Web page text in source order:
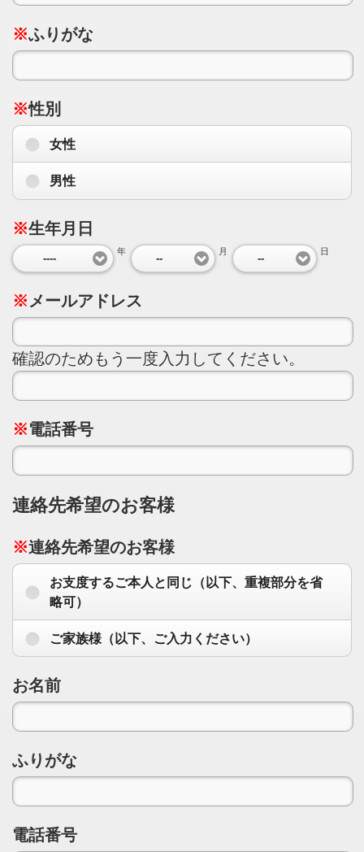
※ふりがな
※性別
女性
男性
※生年月日
----
年
--
月
--
日
※ メールアドレス
確認のためもう一度入力してください。
※電話番号
連絡先希望のお客様
※連絡先希望のお客様
お支度するご本人と同じ（以下、重複部分を省
略可）
ご家族様（以下、ご入力ください）
お名前
ふりがな
電話番号